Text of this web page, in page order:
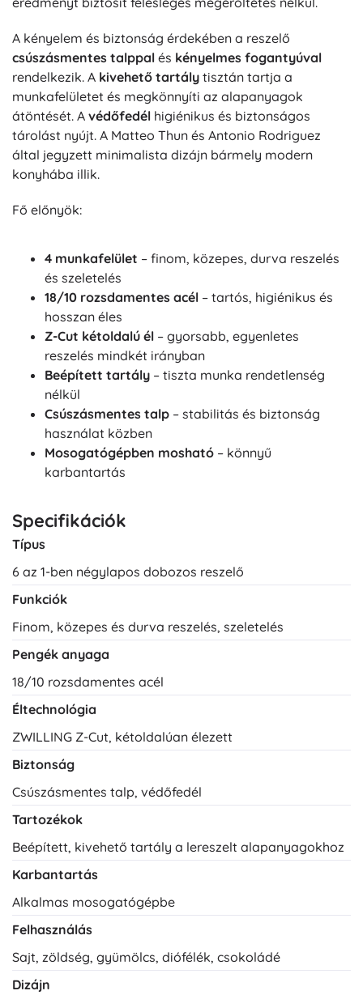
A kényelem és biztonság érdekében a reszelő
csúszásmentes talppal és kényelmes fogantyúval
rendelkezik. A kivehető tartály tisztán tartja a
munkafelületet és megkönnyíti az alapanyagok
átöntését. A védőfedél higiénikus és biztonságos
tárolást nyújt. A Matteo Thun és Antonio Rodriguez
által jegyzett minimalista dizájn bármely modern
konyhába illik.
Fő előnyök:
4 munkafelület – finom, közepes, durva reszelés
és szeletelés
18/10 rozsdamentes acél – tartós, higiénikus és
hosszan éles
Z-Cut kétoldalú él – gyorsabb, egyenletes
reszelés mindkét irányban
Beépített tartály – tiszta munka rendetlenség
nélkül
Csúszásmentes talp – stabilitás és biztonság
használat közben
Mosogatógépben mosható – könnyű
karbantartás
Specifikációk
Típus
6 az 1-ben négylapos dobozos reszelő
Funkciók
Finom, közepes és durva reszelés, szeletelés
Pengék anyaga
18/10 rozsdamentes acél
Éltechnológia
ZWILLING Z-Cut, kétoldalúan élezett
Biztonság
Csúszásmentes talp, védőfedél
Tartozékok
Beépített, kivehető tartály a lereszelt alapanyagokhoz
Karbantartás
Alkalmas mosogatógépbe
Felhasználás
Sajt, zöldség, gyümölcs, diófélék, csokoládé
Dizájn